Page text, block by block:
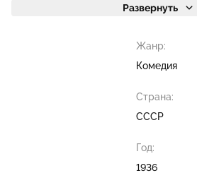
Развернуть
Жанр:
Комедия
Страна:
СССР
Год:
1936